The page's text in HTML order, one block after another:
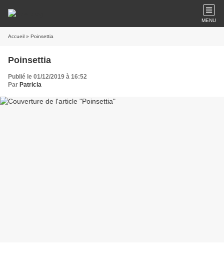
MENU
Accueil » Poinsettia
Poinsettia
Publié le 01/12/2019 à 16:52
Par Patricia